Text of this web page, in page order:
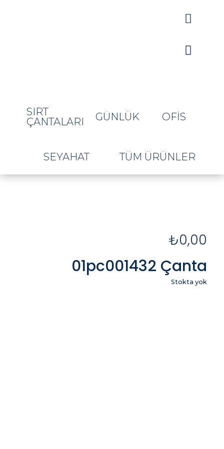


SIRT
ÇANTALARI
GÜNLÜK OFIS
SEYAHAT TÜM ÜRÜNLER
₺0,00
01pc001432 Çanta
Stokta yok